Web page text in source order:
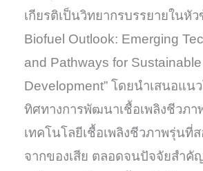
เกียรติเป็นวิทยากรบรรยายในหัว
Biofuel Outlook: Emerging
and Pathways for Sustainable
Development” โดยนำเสนอแน
ทิศทางการพัฒนาเชื้อเพลิงชีวภา
เทคโนโลยีเชื้อเพลิงชีวภาพรุ่นที่ส
จากของเสีย ตลอดจนปัจจัยสำคั